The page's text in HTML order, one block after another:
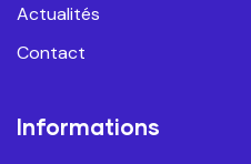
Actualités
Contact
Informations